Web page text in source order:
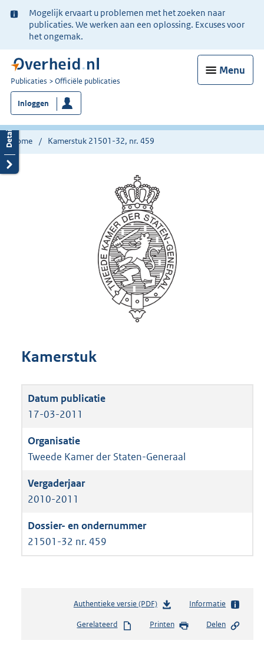
Ter
informatie:
Mogelijk ervaart u problemen met het zoeken naar
publicaties. We werken aan een oplossing. Excuses voor
het ongemak.
Menu
U
bent
nu
hier:
Publicaties Officiële publicaties
Inloggen
Home Kamerstuk 21501-32, nr. 459
Kamerstuk
17-03-2011
Tweede Kamer der Staten-Generaal
2010-2011
21501-32 nr. 459
Authentieke versie (PDF)b
s
Informatie
Gerelateerd Printen Delen